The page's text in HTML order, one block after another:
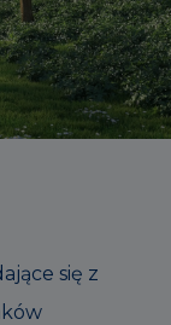
się z